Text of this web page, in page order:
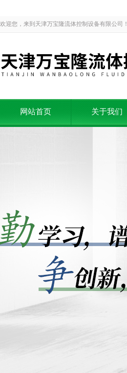
欢迎您，来到天津万宝隆流体控制设备有限公司！
网站首页 关于我们